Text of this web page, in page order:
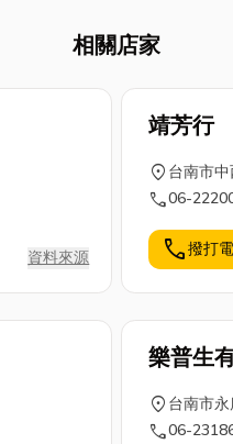
相關店家
資料來源
靖芳行
location_on 台南市
call06-
call撥打
樂普生
location_on 台南市
call06-